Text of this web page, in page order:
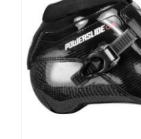
op
de